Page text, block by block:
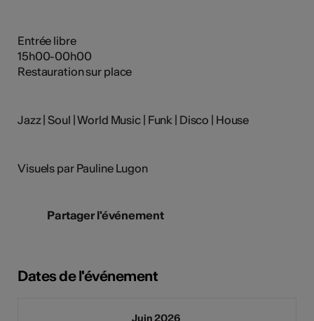
Entrée libre
15h00-00h00
Restauration sur place
Jazz | Soul | World Music | Funk | Disco | House
Visuels par Pauline Lugon
Partager l'événement
Dates de l'événement
Juin 2026